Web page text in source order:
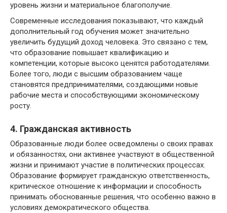
уровень жизни и материальное благополучие.
Современные исследования показывают, что каждый
дополнительный год обучения может значительно
увеличить будущий доход человека. Это связано с тем,
что образование повышает квалификацию и
компетенции, которые высоко ценятся работодателями.
Более того, люди с высшим образованием чаще
становятся предпринимателями, создающими новые
рабочие места и способствующими экономическому
росту.
4. Гражданская активность
Образованные люди более осведомлены о своих правах
и обязанностях, они активнее участвуют в общественной
жизни и принимают участие в политических процессах.
Образование формирует гражданскую ответственность,
критическое отношение к информации и способность
принимать обоснованные решения, что особенно важно в
условиях демократического общества.